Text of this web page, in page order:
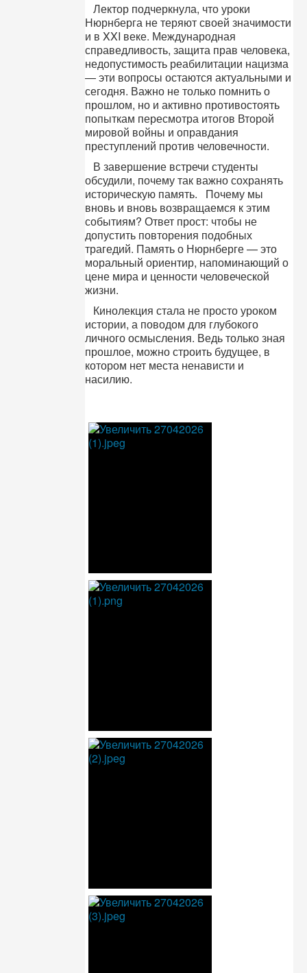
Лектор подчеркнула, что уроки
Нюрнберга не теряют своей значимости
и в XXI веке. Международная
справедливость, защита прав человека,
недопустимость реабилитации нацизма
— эти вопросы остаются актуальными и
сегодня. Важно не только помнить о
прошлом, но и активно противостоять
попыткам пересмотра итогов Второй
мировой войны и оправдания
преступлений против человечности.
В завершение встречи студенты
обсудили, почему так важно сохранять
историческую память. Почему мы
вновь и вновь возвращаемся к этим
событиям? Ответ прост: чтобы не
допустить повторения подобных
трагедий. Память о Нюрнберге — это
моральный ориентир, напоминающий о
цене мира и ценности человеческой
жизни.
Кинолекция стала не просто уроком
истории, а поводом для глубокого
личного осмысления. Ведь только зная
прошлое, можно строить будущее, в
котором нет места ненависти и
насилию.